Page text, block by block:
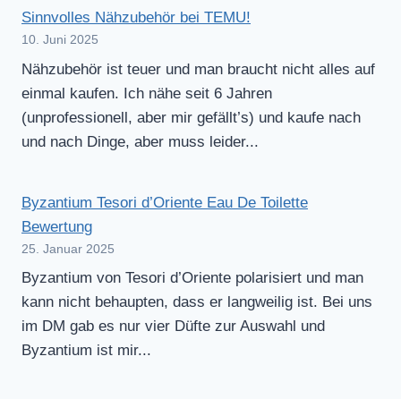
Sinnvolles Nähzubehör bei TEMU!
10. Juni 2025
Nähzubehör ist teuer und man braucht nicht alles auf
einmal kaufen. Ich nähe seit 6 Jahren
(unprofessionell, aber mir gefällt’s) und kaufe nach
und nach Dinge, aber muss leider...
Byzantium Tesori d’Oriente Eau De Toilette
Bewertung
25. Januar 2025
Byzantium von Tesori d’Oriente polarisiert und man
kann nicht behaupten, dass er langweilig ist. Bei uns
im DM gab es nur vier Düfte zur Auswahl und
Byzantium ist mir...